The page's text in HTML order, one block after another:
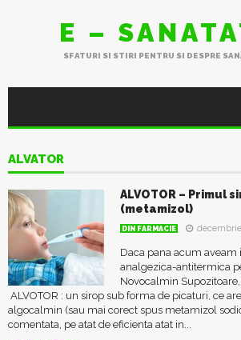
E –
SFATURI SI STIRI PENTRU SI DESPRE
ALVATOR
ALVOTOR – Primul
(metamizol)
DIN FARMACIE
Daca pana acum
analgezica-antitermica
Novocalmin
ALVOTOR : un sirop sub forma de picaturi, ce
algocalmin (sau mai corect spus metamizol
comentata, pe atat de eficienta atat in...